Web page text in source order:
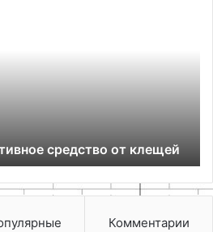
средство от клещей
Комментарии